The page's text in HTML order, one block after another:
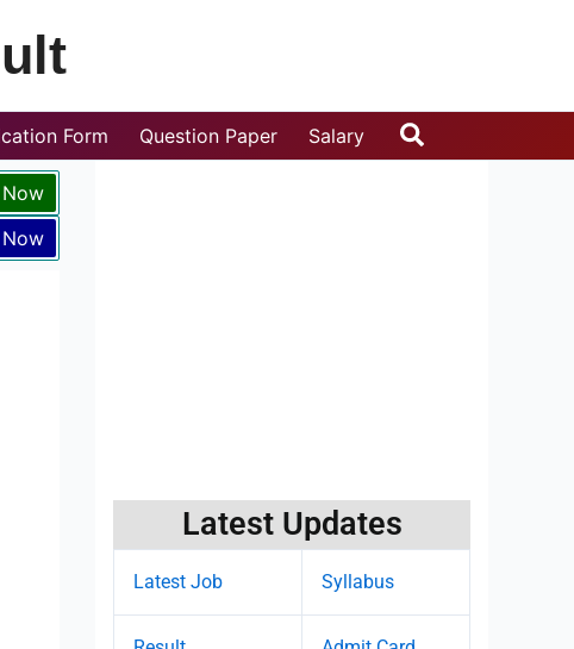
Form Question Paper Salary Search
Latest Updates
Latest Job Syllabus